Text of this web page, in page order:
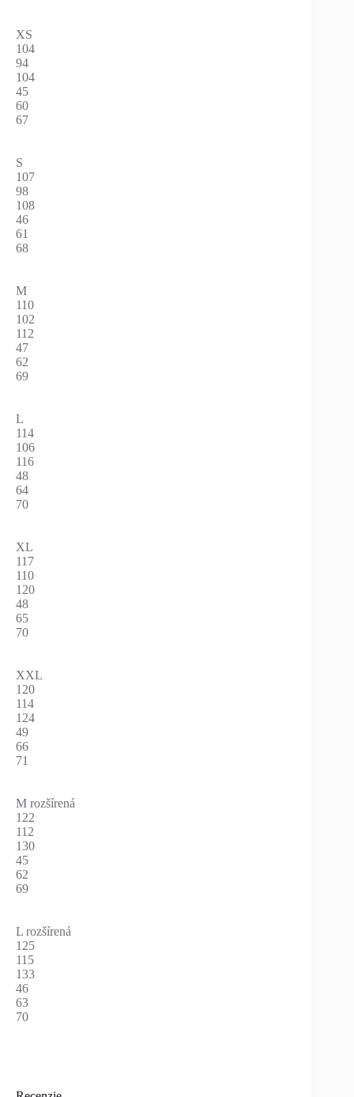
XS
104
94
104
45
60
67
S
107
98
108
46
61
68
M
110
102
112
47
62
69
L
114
106
116
48
64
70
XL
117
110
120
48
65
70
XXL
120
114
124
49
66
71
M rozšírená
122
112
130
45
62
69
L rozšírená
125
115
133
46
63
70